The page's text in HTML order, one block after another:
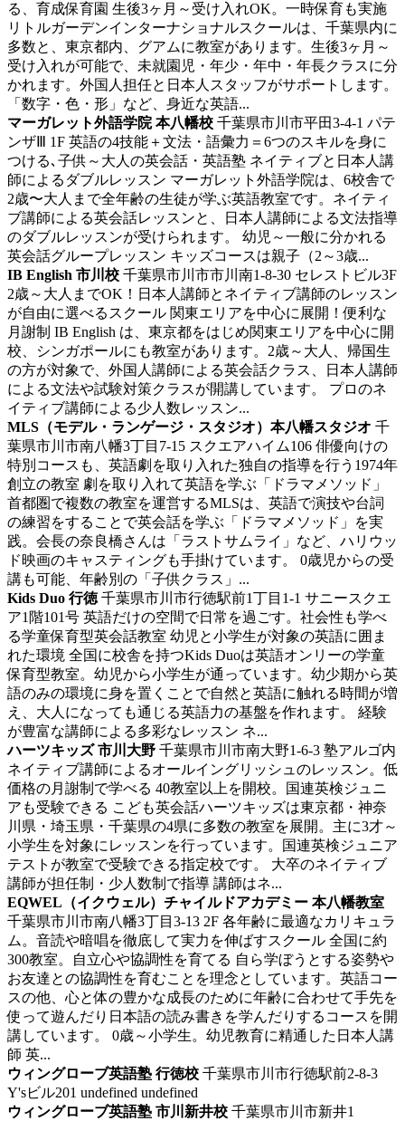
る、育成保育園 生後3ヶ月～受け入れOK。一時保育も実施
リトルガーデンインターナショナルスクールは、千葉県内に
多数と、東京都内、グアムに教室があります。生後3ヶ月～
受け入れが可能で、未就園児・年少・年中・年長クラスに分
かれます。外国人担任と日本人スタッフがサポートします。
「数字・色・形」など、身近な英語...
マーガレット外語学院 本八幡校 千葉県市川市平田3-4-1 パテ
ンザⅢ 1F 英語の4技能＋文法・語彙力＝6つのスキルを身に
つける､子供～大人の英会話・英語塾 ネイティブと日本人講
師によるダブルレッスン マーガレット外語学院は、6校舎で
2歳〜大人まで全年齢の生徒が学ぶ英語教室です。ネイティ
ブ講師による英会話レッスンと、日本人講師による文法指導
のダブルレッスンが受けられます。 幼児～一般に分かれる
英会話グループレッスン キッズコースは親子（2～3歳...
IB English 市川校 千葉県市川市市川南1-8-30 セレストビル3F
2歳～大人までOK！日本人講師とネイティブ講師のレッスン
が自由に選べるスクール 関東エリアを中心に展開！便利な
月謝制 IB English は、東京都をはじめ関東エリアを中心に開
校、シンガポールにも教室があります。2歳～大人、帰国生
の方が対象で、外国人講師による英会話クラス、日本人講師
による文法や試験対策クラスが開講しています。 プロのネ
イティブ講師による少人数レッスン...
MLS（モデル・ランゲージ・スタジオ）本八幡スタジオ 千
葉県市川市南八幡3丁目7-15 スクエアハイム106 俳優向けの
特別コースも、英語劇を取り入れた独自の指導を行う1974年
創立の教室 劇を取り入れて英語を学ぶ「ドラマメソッド」
首都圏で複数の教室を運営するMLSは、英語で演技や台詞
の練習をすることで英会話を学ぶ「ドラマメソッド」を実
践。会長の奈良橋さんは「ラストサムライ」など、ハリウッ
ド映画のキャスティングも手掛けています。 0歳児からの受
講も可能、年齢別の「子供クラス」...
Kids Duo 行徳千葉県市川市行徳駅前1丁目1-1 サニースクエ
ア1階101号 英語だけの空間で日常を過ごす。社会性も学べ
る学童保育型英会話教室 幼児と小学生が対象の英語に囲ま
れた環境 全国に校舎を持つKids Duoは英語オンリーの学童
保育型教室。幼児から小学生が通っています。幼少期から英
語のみの環境に身を置くことで自然と英語に触れる時間が増
え、大人になっても通じる英語力の基盤を作れます。 経験
が豊富な講師による多彩なレッスン ネ...
ハーツキッズ 市川大野 千葉県市川市南大野1-6-3 塾アルゴ内
ネイティブ講師によるオールイングリッシュのレッスン。低
価格の月謝制で学べる 40教室以上を開校。国連英検ジュニ
アも受験できる こども英会話ハーツキッズは東京都・神奈
川県・埼玉県・千葉県の4県に多数の教室を展開。主に3才～
小学生を対象にレッスンを行っています。国連英検ジュニア
テストが教室で受験できる指定校です。 大卒のネイティブ
講師が担任制・少人数制で指導 講師はネ...
EQWEL（イクウェル）チャイルドアカデミー 本八幡教室
千葉県市川市南八幡3丁目3-13 2F 各年齢に最適なカリキュラ
ム。音読や暗唱を徹底して実力を伸ばすスクール 全国に約
300教室。自立心や協調性を育てる 自ら学ぼうとする姿勢や
お友達との協調性を育むことを理念としています。英語コー
スの他、心と体の豊かな成長のために年齢に合わせて手先を
使って遊んだり日本語の読み書きを学んだりするコースを開
講しています。 0歳～小学生。幼児教育に精通した日本人講
師 英...
ウィングローブ英語塾 行徳校 千葉県市川市行徳駅前2-8-3
Y'sビル201 undefined undefined
ウィングローブ英語塾 市川新井校 千葉県市川市新井1